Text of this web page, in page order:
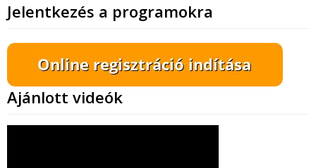
Jelentkezés a programokra
Ajánlott videók